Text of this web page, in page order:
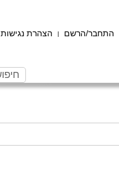
התחבר/הרשם | הצהרת נגישות